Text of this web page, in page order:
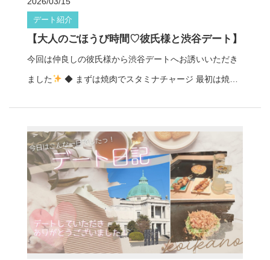
り、 思わず笑ってしまう楽しい思い出になったそうです
◆ 夜は海鮮グルメで大満足 夜は海鮮料理のお店へ。
彼女の大好きな牡蠣をたくさん味わい、 グルメも満喫で
きる贅沢なディナータイムに 1日を振り返りなが
桜庭あやめは包容力あふれる癒し系タイプのキャスト♡
穏やかな雰囲気の中で会話を楽しめるのが魅力です。 と
ても聞き上手なので、 自然となんでも話したくなるよう
な安心感があり、 街歩きデートやグルメデートにもぴっ
たりです♩ デート彼女 桜庭あやめ プロフィール http
s://www.koikano-tokyo.jp/profile/sakuraba-ayame/ レン
デート紹介
【大人のごほうび時間♡彼氏様と渋谷デート】
今回は仲良しの彼氏様から渋谷デートへお誘いいただき
ました ◆ まずは焼肉でスタミナチャージ 最初は焼肉
「これはまた食べたいね」って2人で盛り上がったそうで
す♡ ◆ ショッピング&ぶらりお散歩 お腹が満たされたあ
とは、 渋谷の街をのんびりショッピング 気になるお
店を覗きながら歩く時間も、 自然と会話が弾んで楽しい
ひとときになりました♪ ◆ 櫻井焙茶研究所で大人のお茶
時間 最後は日本の四季を巧みに取り入れたお茶が楽しめ